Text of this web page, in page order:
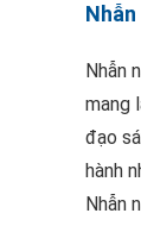
Nhẫn
mang
đạo
hành
Nhẫn